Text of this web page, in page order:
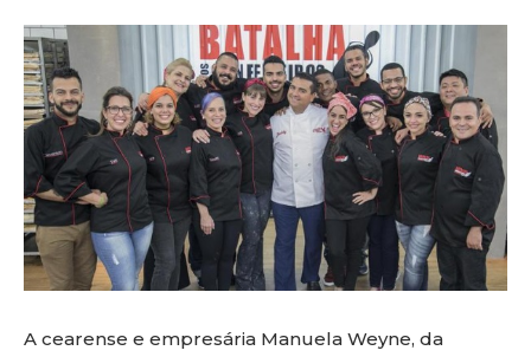
A cearense e empresária Manuela Weyne, da